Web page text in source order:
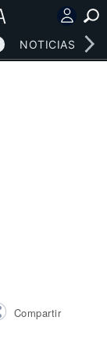
NOTICIAS
Compartir